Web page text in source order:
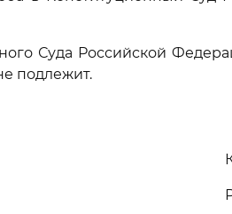
Суда Российской
подлежит.